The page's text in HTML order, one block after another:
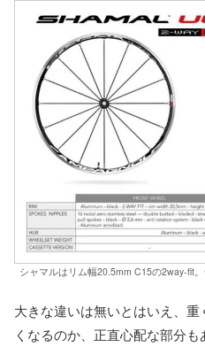
シャマルはリム幅20.5mm C15の2way-fit
大きな違いは無いとはいえ、
くなるのか、正直心配な部分も